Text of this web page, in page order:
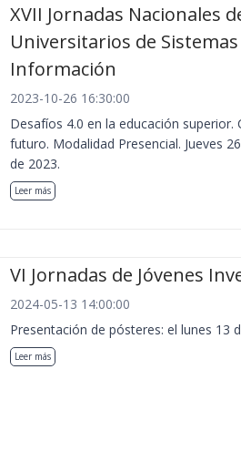
XVII Jornadas Nacionales
Universitarios de
Información
2023-10-26 16:30:00
Desafíos 4.0 en la educación
futuro. Modalidad Presencial. Jueves
de 2023.
Leer más
VI Jornadas de Jóvenes
2024-05-13 14:00:00
Presentación de pósteres: el lunes 13
Leer más